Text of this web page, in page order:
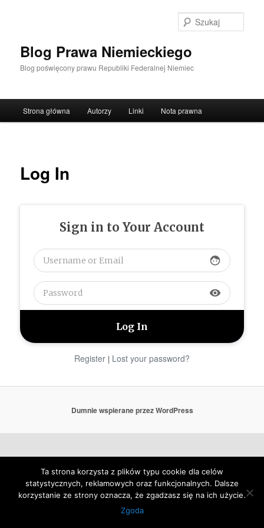
Blog Prawa Niemieckiego
Blog poświęcony prawu Republiki Federalnej Niemiec
Strona główna Autorzy Linki Nota prawna
Log In
Sign in to Your Account
face
visibility
Register | Lost your password?
Dumnie wspierane przez WordPress
Ta strona korzysta z plików typu cookie dla celów
statystycznych, reklamowych oraz funkcjonalnych. Dalsze
korzystanie ze strony oznacza, że zgadzasz się na ich użycie.
Zgoda